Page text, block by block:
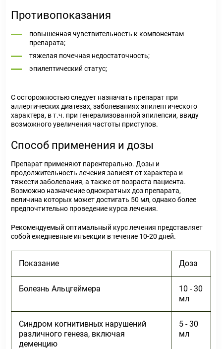
Противопоказания
повышенная чувствительность к компонентам
препарата;
тяжелая почечная недостаточность;
эпилептический статус;
С осторожностью следует назначать препарат при
аллергических диатезах, заболеваниях эпилептического
характера, в т.ч. при генерализованной эпилепсии, ввиду
возможного увеличения частоты приступов.
Способ применения и дозы
Препарат применяют парентерально. Дозы и
продолжительность лечения зависят от характера и
тяжести заболевания, а также от возраста пациента.
Возможно назначение однократных доз препарата,
величина которых может достигать 50 мл, однако более
предпочтительно проведение курса лечения.
Рекомендуемый оптимальный курс лечения представляет
собой ежедневные инъекции в течение 10-20 дней.
Показание Доза
Болезнь Альцгеймера
10 - 30
мл
Синдром когнитивных нарушений
различного генеза, включая
деменцию
5 - 30
мл